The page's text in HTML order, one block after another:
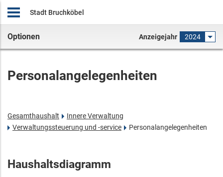
Stadt Bruchköbel
Optionen Anzeigejahr 2024
Personalangelegenheiten
Gesamthaushalt
Innere Verwaltung
Verwaltungssteuerung und -service
Personalangelegenheiten
Haushaltsdiagramm